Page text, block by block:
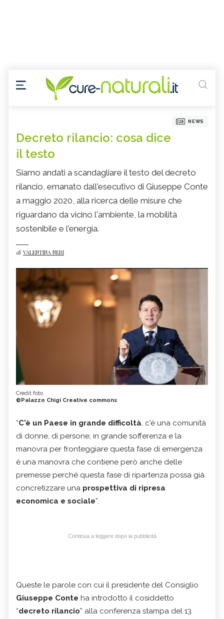
NEWS
Decreto rilancio: cosa dice
il testo
Siamo andati a scandagliare il testo del decreto
rilancio, emanato dall'esecutivo di Giuseppe Conte
a maggio 2020, alla ricerca delle misure che
riguardano da vicino l'ambiente, la mobilità
sostenibile e l'energia.
di VALENTINA NERI
Credit foto
©Palazzo Chigi Creative commons
“C'è un Paese in grande difficoltà, c'è una comunità
di donne, di persone, in grande sofferenza e la
manovra per fronteggiare questa fase di emergenza
è una manovra che contiene però anche delle
premesse perché questa fase di ripartenza possa già
concretizzare una prospettiva di ripresa
economica e sociale”.
Continua a leggere dopo la pubblicità
Queste le parole con cui il presidente del Consiglio
Giuseppe Conte ha introdotto il cosiddetto
“decreto rilancio” alla conferenza stampa del 13